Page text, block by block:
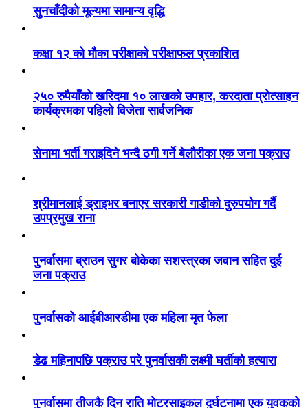
सुनचाँदीको मूल्यमा सामान्य वृद्धि
कक्षा १२ को मौका परीक्षाको परीक्षाफल प्रकाशित
२५० रुपैयाँको खरिदमा १० लाखको उपहार, करदाता प्रोत्साहन
कार्यक्रमका पहिलो विजेता सार्वजनिक
सेनामा भर्ती गराइदिने भन्दै ठगी गर्ने बेलौरीका एक जना पक्राउ
श्रीमानलाई ड्राइभर बनाएर सरकारी गाडीको दुरुपयोग गर्दै
उपप्रमुख राना
पुनर्वासमा ब्राउन सुगर बोकेका सशस्त्रका जवान सहित दुई
जना पक्राउ
पुनर्वासको आईबीआरडीमा एक महिला मृत फेला
डेढ महिनापछि पक्राउ परे पुनर्वासकी लक्ष्मी घर्तीको हत्यारा
पुनर्वासमा तीजकै दिन राति मोटरसाइकल दुर्घटनामा एक युवकको